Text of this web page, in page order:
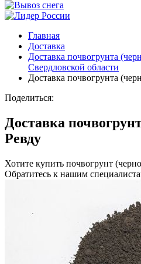
Главная
Доставка
Доставка почвогрунта
Свердловской области
Доставка почвогрунта
Поделиться:
Доставка
Ревду
Хотите купить почвогрунт
Обратитесь к нашим